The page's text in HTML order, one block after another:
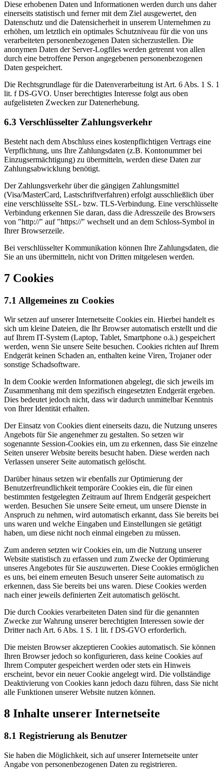
Diese erhobenen Daten und Informationen werden durch uns daher
einerseits statistisch und ferner mit dem Ziel ausgewertet, den
Datenschutz und die Datensicherheit in unserem Unternehmen zu
erhöhen, um letztlich ein optimales Schutzniveau für die von uns
verarbeiteten personenbezogenen Daten sicherzustellen. Die
anonymen Daten der Server-Logfiles werden getrennt von allen
durch eine betroffene Person angegebenen personenbezogenen
Daten gespeichert.
Die Rechtsgrundlage für die Datenverarbeitung ist Art. 6 Abs. 1 S. 1
lit. f DS-GVO. Unser berechtigtes Interesse folgt aus oben
aufgelisteten Zwecken zur Datenerhebung.
6.3 Verschlüsselter Zahlungsverkehr
Besteht nach dem Abschluss eines kostenpflichtigen Vertrags eine
Verpflichtung, uns Ihre Zahlungsdaten (z.B. Kontonummer bei
Einzugsermächtigung) zu übermitteln, werden diese Daten zur
Zahlungsabwicklung benötigt.
Der Zahlungsverkehr über die gängigen Zahlungsmittel
(Visa/MasterCard, Lastschriftverfahren) erfolgt ausschließlich über
eine verschlüsselte SSL- bzw. TLS-Verbindung. Eine verschlüsselte
Verbindung erkennen Sie daran, dass die Adresszeile des Browsers
von "http://" auf "https://" wechselt und an dem Schloss-Symbol in
Ihrer Browserzeile.
Bei verschlüsselter Kommunikation können Ihre Zahlungsdaten, die
Sie an uns übermitteln, nicht von Dritten mitgelesen werden.
7 Cookies
7.1 Allgemeines zu Cookies
Wir setzen auf unserer Internetseite Cookies ein. Hierbei handelt es
sich um kleine Dateien, die Ihr Browser automatisch erstellt und die
auf Ihrem IT-System (Laptop, Tablet, Smartphone o.ä.) gespeichert
werden, wenn Sie unsere Seite besuchen. Cookies richten auf Ihrem
Endgerät keinen Schaden an, enthalten keine Viren, Trojaner oder
sonstige Schadsoftware.
In dem Cookie werden Informationen abgelegt, die sich jeweils im
Zusammenhang mit dem spezifisch eingesetzten Endgerät ergeben.
Dies bedeutet jedoch nicht, dass wir dadurch unmittelbar Kenntnis
von Ihrer Identität erhalten.
Der Einsatz von Cookies dient einerseits dazu, die Nutzung unseres
Angebots für Sie angenehmer zu gestalten. So setzen wir
sogenannte Session-Cookies ein, um zu erkennen, dass Sie einzelne
Seiten unserer Website bereits besucht haben. Diese werden nach
Verlassen unserer Seite automatisch gelöscht.
Darüber hinaus setzen wir ebenfalls zur Optimierung der
Benutzerfreundlichkeit temporäre Cookies ein, die für einen
bestimmten festgelegten Zeitraum auf Ihrem Endgerät gespeichert
werden. Besuchen Sie unsere Seite erneut, um unsere Dienste in
Anspruch zu nehmen, wird automatisch erkannt, dass Sie bereits bei
uns waren und welche Eingaben und Einstellungen sie getätigt
haben, um diese nicht noch einmal eingeben zu müssen.
Zum anderen setzten wir Cookies ein, um die Nutzung unserer
Website statistisch zu erfassen und zum Zwecke der Optimierung
unseres Angebotes für Sie auszuwerten. Diese Cookies ermöglichen
es uns, bei einem erneuten Besuch unserer Seite automatisch zu
erkennen, dass Sie bereits bei uns waren. Diese Cookies werden
nach einer jeweils definierten Zeit automatisch gelöscht.
Die durch Cookies verarbeiteten Daten sind für die genannten
Zwecke zur Wahrung unserer berechtigten Interessen sowie der
Dritter nach Art. 6 Abs. 1 S. 1 lit. f DS-GVO erforderlich.
Die meisten Browser akzeptieren Cookies automatisch. Sie können
Ihren Browser jedoch so konfigurieren, dass keine Cookies auf
Ihrem Computer gespeichert werden oder stets ein Hinweis
erscheint, bevor ein neuer Cookie angelegt wird. Die vollständige
Deaktivierung von Cookies kann jedoch dazu führen, dass Sie nicht
alle Funktionen unserer Website nutzen können.
8 Inhalte unserer Internetseite
8.1 Registrierung als Benutzer
Sie haben die Möglichkeit, sich auf unserer Internetseite unter
Angabe von personenbezogenen Daten zu registrieren.